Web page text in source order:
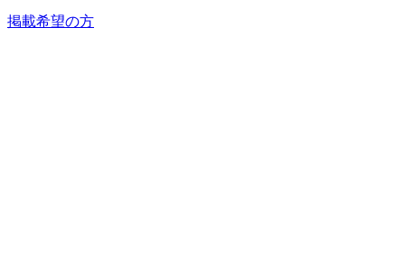
掲載希望の方